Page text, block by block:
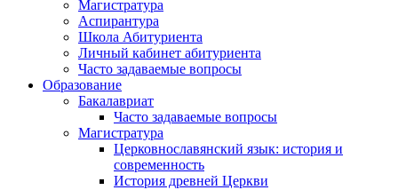
Магистратура
Аспирантура
Школа Абитуриента
Личный кабинет абитуриента
Часто задаваемые вопросы
Образование
Бакалавриат
Часто задаваемые вопросы
Магистратура
Церковнославянский язык: история и
современность
История древней Церкви